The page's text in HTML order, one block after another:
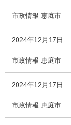
市政情報 恵庭市
2024年12月17日
市政情報 恵庭市
2024年12月17日
市政情報 恵庭市